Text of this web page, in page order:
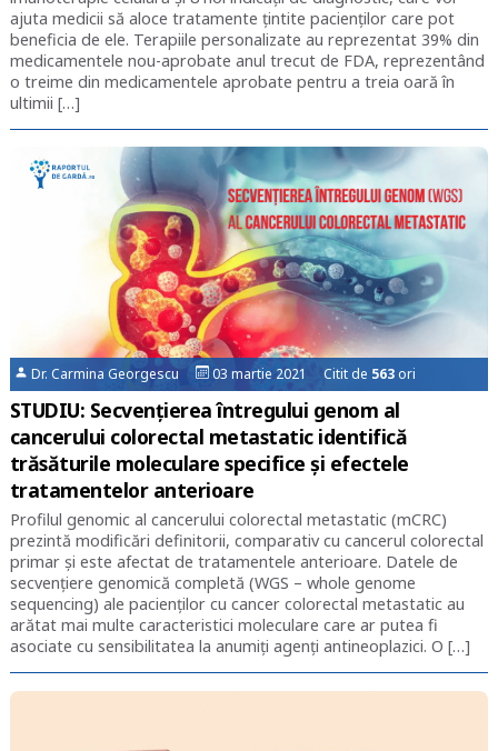
ajuta medicii să aloce tratamente țintite pacienților care pot
beneficia de ele. Terapiile personalizate au reprezentat 39% din
medicamentele nou-aprobate anul trecut de FDA, reprezentând
o treime din medicamentele aprobate pentru a treia oară în
ultimii […]
Dr. Carmina Georgescu 03 martie 2021 Citit de 563ori
STUDIU: Secvențierea întregului genom al
cancerului colorectal metastatic identifică
trăsăturile moleculare specifice și efectele
tratamentelor anterioare
Profilul genomic al cancerului colorectal metastatic (mCRC)
prezintă modificări definitorii, comparativ cu cancerul colorectal
primar și este afectat de tratamentele anterioare. Datele de
secvențiere genomică completă (WGS – whole genome
sequencing) ale pacienților cu cancer colorectal metastatic au
arătat mai multe caracteristici moleculare care ar putea fi
asociate cu sensibilitatea la anumiți agenți antineoplazici. O […]